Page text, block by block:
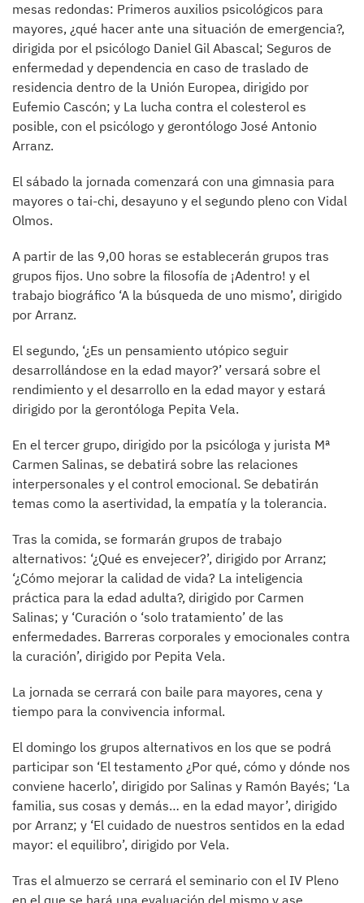
mesas redondas: Primeros auxilios psicológicos para
mayores, ¿qué hacer ante una situación de emergencia?,
dirigida por el psicólogo Daniel Gil Abascal; Seguros de
enfermedad y dependencia en caso de traslado de
residencia dentro de la Unión Europea, dirigido por
Eufemio Cascón; y La lucha contra el colesterol es
posible, con el psicólogo y gerontólogo José Antonio
Arranz.
El sábado la jornada comenzará con una gimnasia para
mayores o tai-chi, desayuno y el segundo pleno con Vidal
Olmos.
A partir de las 9,00 horas se establecerán grupos tras
grupos fijos. Uno sobre la filosofía de ¡Adentro! y el
trabajo biográfico ‘A la búsqueda de uno mismo’, dirigido
por Arranz.
El segundo, ‘¿Es un pensamiento utópico seguir
desarrollándose en la edad mayor?’ versará sobre el
rendimiento y el desarrollo en la edad mayor y estará
dirigido por la gerontóloga Pepita Vela.
En el tercer grupo, dirigido por la psicóloga y jurista Mª
Carmen Salinas, se debatirá sobre las relaciones
interpersonales y el control emocional. Se debatirán
temas como la asertividad, la empatía y la tolerancia.
Tras la comida, se formarán grupos de trabajo
alternativos: ‘¿Qué es envejecer?’, dirigido por Arranz;
‘¿Cómo mejorar la calidad de vida? La inteligencia
práctica para la edad adulta?, dirigido por Carmen
Salinas; y ‘Curación o ‘solo tratamiento’ de las
enfermedades. Barreras corporales y emocionales contra
la curación’, dirigido por Pepita Vela.
La jornada se cerrará con baile para mayores, cena y
tiempo para la convivencia informal.
El domingo los grupos alternativos en los que se podrá
participar son ‘El testamento ¿Por qué, cómo y dónde nos
conviene hacerlo’, dirigido por Salinas y Ramón Bayés; ‘La
familia, sus cosas y demás… en la edad mayor’, dirigido
por Arranz; y ‘El cuidado de nuestros sentidos en la edad
mayor: el equilibro’, dirigido por Vela.
Tras el almuerzo se cerrará el seminario con el IV Pleno
en el que se hará una evaluación del mismo y ase